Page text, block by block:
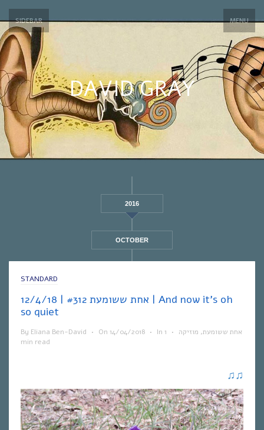
SIDEBAR MENU
DAVID GRAY
2016
OCTOBER
STANDARD
אחת ששומעת #312 | 12/4/18 | And now it’s oh
so quiet
By Eliana Ben-David • On 14/04/2018 • In אחת ששומעת, מוזיקה •
1
min read
♫
♫